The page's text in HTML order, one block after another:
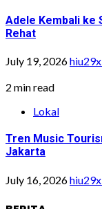
Adele Kembali ke
Rehat
July 19, 2026
2 min read
Lokal
Tren Music
Jakarta
July 16, 2026